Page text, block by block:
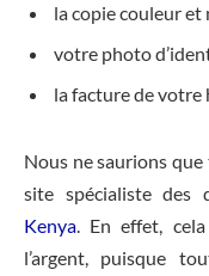
la copie couleur
votre photo
la facture de votre
Nous ne saurions
site spécialiste des
Kenya. En effet,
l’argent, puisque